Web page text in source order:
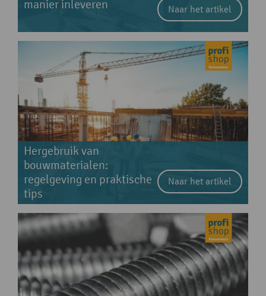
manier inleveren
Naar het artikel
Hergebruik van
bouwmaterialen:
regelgeving en praktische
tips
Naar het artikel